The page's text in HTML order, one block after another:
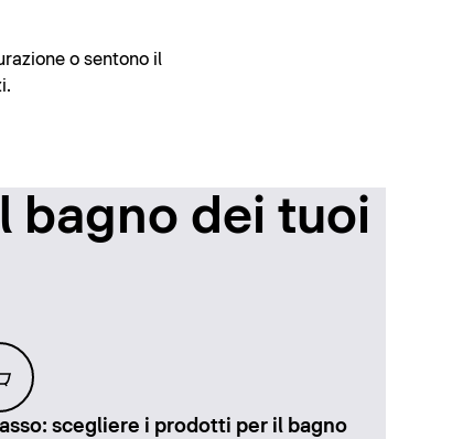
o sentono il
bagno dei tuoi
scegliere i prodotti per il bagno